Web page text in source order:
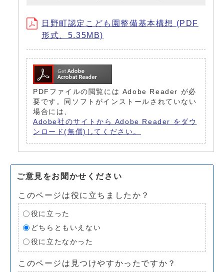
日野町認定こども園整備基本構想 (PDF
形式、5.35MB)
PDFファイルの閲覧には Adobe Reader が必
要です。同ソフトがインストールされていない
場合には、
Adobe社のサイトから Adobe Reader をダウ
ンロード(無償)してください。
ご意見をお聞かせください
このページは役に立ちましたか？
役に立った
どちらともいえない
役に立たなかった
このページは見つけやすかったですか？